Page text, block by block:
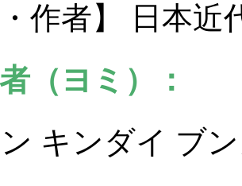
・作者】 日本近
（ヨミ）：
キンダイ ブ